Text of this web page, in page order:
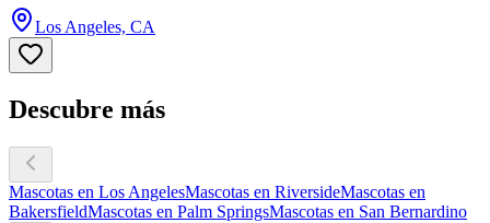
Los Angeles, CA
Descubre más
Mascotas en Los AngelesMascotas en RiversideMascotas en
BakersfieldMascotas en Palm SpringsMascotas en San Bernardino